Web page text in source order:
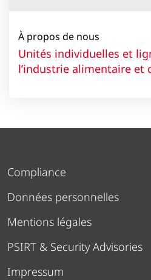
À propos de nous
Unités individuelles et
l’industrie alimentaire et
Compliance
Données personnelles
Mentions légales
PSIRT & Security Advisories
Impressum